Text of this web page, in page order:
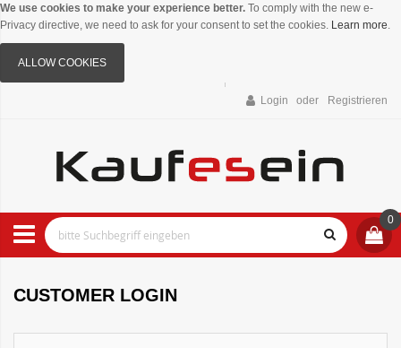
We use cookies to make your experience better. To comply with the new e-
Privacy directive, we need to ask for your consent to set the cookies. Learn more.
ALLOW COOKIES
Login Registrieren
0
CUSTOMER LOGIN